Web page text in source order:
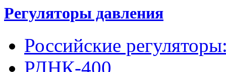
Регуляторы давления
Российские
РДНК-400